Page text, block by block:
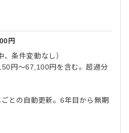
円
条件変動なし）
円～67,100円を含む。超過分
との自動更新。6年目から無期